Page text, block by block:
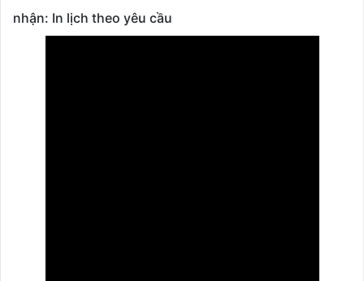
nhận: In lịch theo yêu cầu